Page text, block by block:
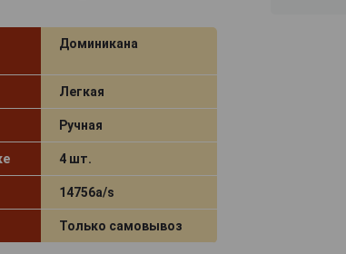
Доминикана
Легкая
Ручная
4 шт.
14756a/s
Только самовывоз